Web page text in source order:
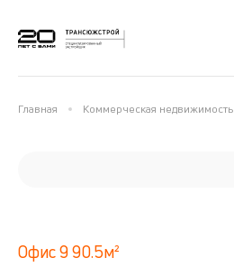
Главная Коммерческая недвижимость
Офис 9 90.5м²